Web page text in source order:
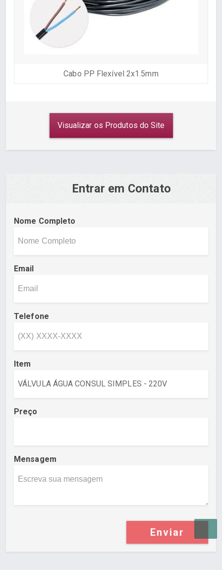
Cabo PP Flexível 2x1.5mm
Visualizar os Produtos do Site
Entrar em Contato
Nome Completo
Email
Telefone
Item
Preço
Mensagem
Enviar